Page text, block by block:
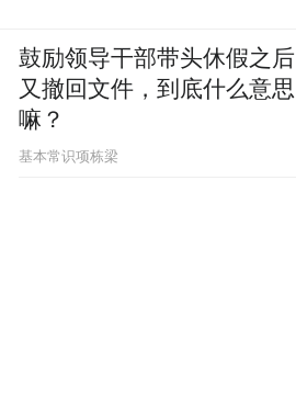
鼓励领导干部带头休假之后
又撤回文件，到底什么意思
嘛？
基本常识项栋梁